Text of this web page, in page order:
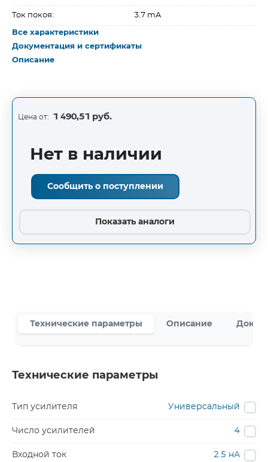
Ток покоя: 3.7 mA
Все характеристики
Документация и сертификаты
Описание
Цена от: 1 490,51 руб.
Нет в наличии
Сообщить о поступлении
Показать аналоги
Технические параметры Описание
Технические параметры
Тип усилителя Универсальный
Число усилителей 4
Входной ток 2.5 нА